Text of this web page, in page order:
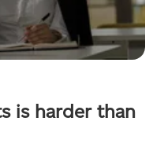
is harder than